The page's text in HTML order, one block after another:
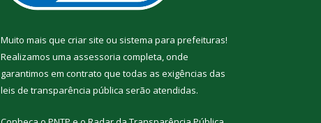
Muito mais que criar site ou sistema para prefeituras!
Realizamos uma assessoria completa, onde
garantimos em contrato que todas as exigências das
leis de transparência pública serão atendidas.